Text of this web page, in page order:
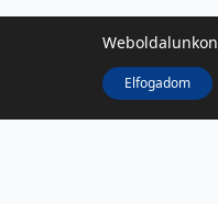
Weboldalunkon
Elfogadom